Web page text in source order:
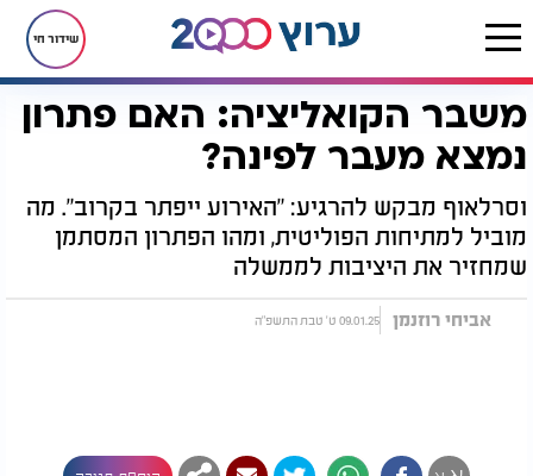
שידור חי
דף הבית חדשות חדשות בארץ משבר הקואליציה: האם פתרון נמצא מעבר לפינה?
משבר הקואליציה: האם פתרון
נמצא מעבר לפינה?
וסרלאוף מבקש להרגיע: "האירוע ייפתר בקרוב". מה
מוביל למתיחות הפוליטית, ומהו הפתרון המסתמן
שמחזיר את היציבות לממשלה
אביחי רוזנמן 09.01.25 ט' טבת התשפ"ה